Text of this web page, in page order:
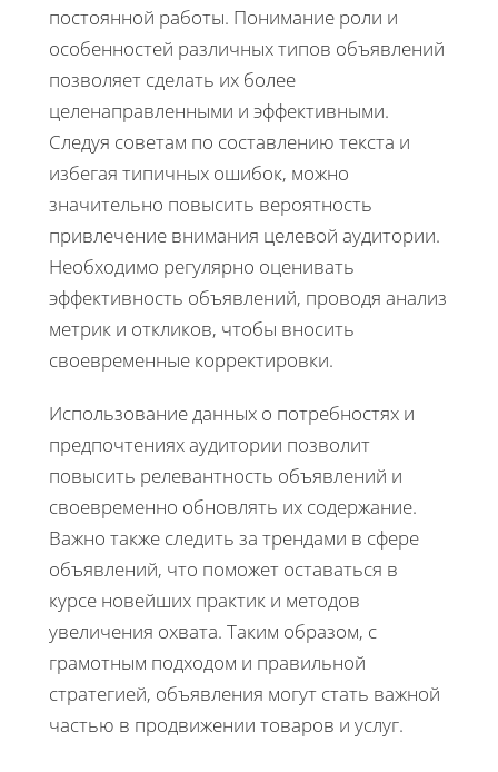
постоянной работы. Понимание роли и
особенностей различных типов объявлений
позволяет сделать их более
целенаправленными и эффективными.
Следуя советам по составлению текста и
избегая типичных ошибок, можно
значительно повысить вероятность
привлечение внимания целевой аудитории.
Необходимо регулярно оценивать
эффективность объявлений, проводя анализ
метрик и откликов, чтобы вносить
своевременные корректировки.
Использование данных о потребностях и
предпочтениях аудитории позволит
повысить релевантность объявлений и
своевременно обновлять их содержание.
Важно также следить за трендами в сфере
объявлений, что поможет оставаться в
курсе новейших практик и методов
увеличения охвата. Таким образом, с
грамотным подходом и правильной
стратегией, объявления могут стать важной
частью в продвижении товаров и услуг.